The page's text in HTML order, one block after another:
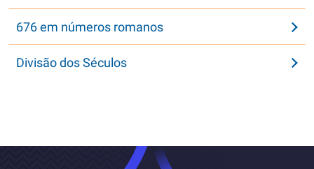
676 em números romanos
Divisão dos Séculos